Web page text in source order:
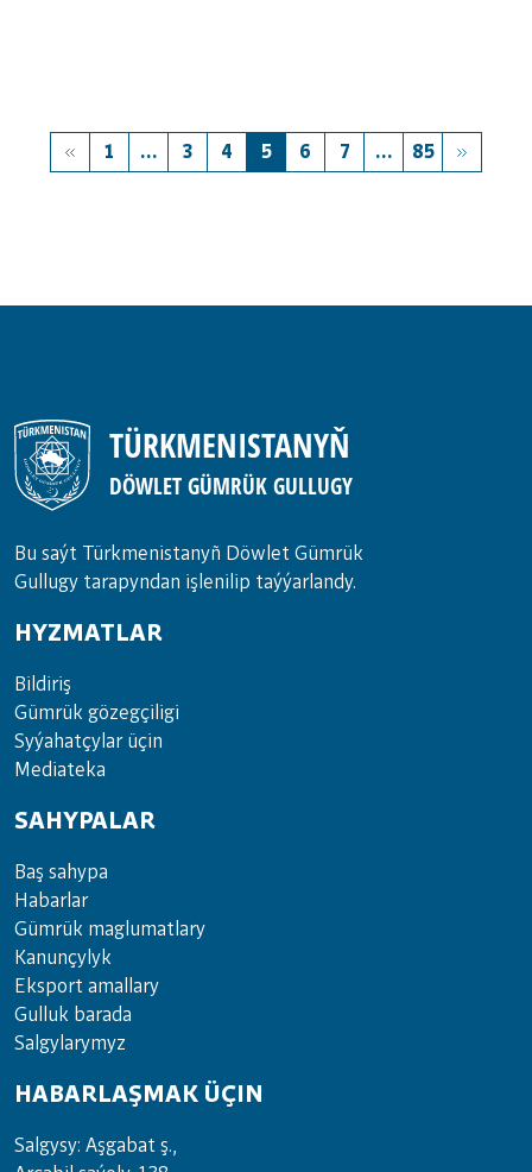
1 ... 3 4 5 6 7 ... 85
TÜRKMENISTANYŇ
DÖWLET GÜMRÜK GULLUGY
Bu saýt Türkmenistanyñ Döwlet Gümrük
Gullugy tarapyndan işlenilip taýýarlandy.
HYZMATLAR
Bil­di­riş
Güm­rük gö­zeg­çi­li­gi
Sy­ýa­hat­çy­lar ü­çin
Media­teka
SAHYPALAR
Baş sahypa
Habarlar
Gümrük maglumatlary
Kanunçylyk
Eksport amallary
Gulluk barada
Salgylarymyz
HABARLAŞMAK ÜÇIN
Salgysy: Aşgabat ş.,